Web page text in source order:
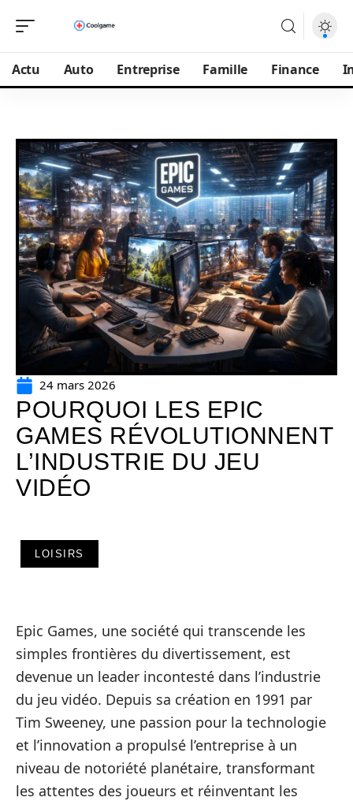
Actu Auto Entreprise Famille Finance
24 mars 2026
POURQUOI LES EPIC
GAMES RÉVOLUTIONNENT
L’INDUSTRIE DU JEU
VIDÉO
LOISIRS
Epic Games, une société qui transcende les
simples frontières du divertissement, est
devenue un leader incontesté dans l’industrie
du jeu vidéo. Depuis sa création en 1991 par
Tim Sweeney, une passion pour la technologie
et l’innovation a propulsé l’entreprise à un
niveau de notoriété planétaire, transformant
les attentes des joueurs et réinventant les